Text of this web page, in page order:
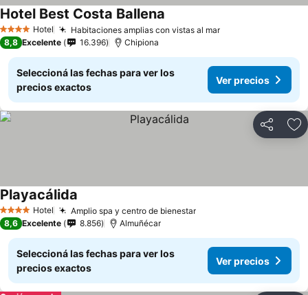
4 EstrellasHotel Habitaciones amplias con vistas al mar
Hotel Best Costa Ballena
8,8 Excelente 16.396 Chipiona
Seleccioná las fechas para ver los
precios exactos
Ver precios
Compartir
4 EstrellasHotel Amplio spa y centro de bienestar
Playacálida
8,6 Excelente 8.856 Almuñécar
Seleccioná las fechas para ver los
precios exactos
Ver precios